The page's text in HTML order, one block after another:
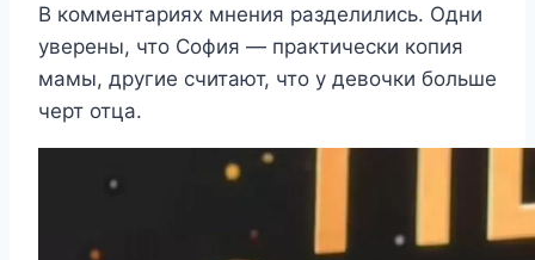
В комментариях мнения разделились. Одни
уверены, что София — практически копия
мамы, другие считают, что у девочки больше
черт отца.